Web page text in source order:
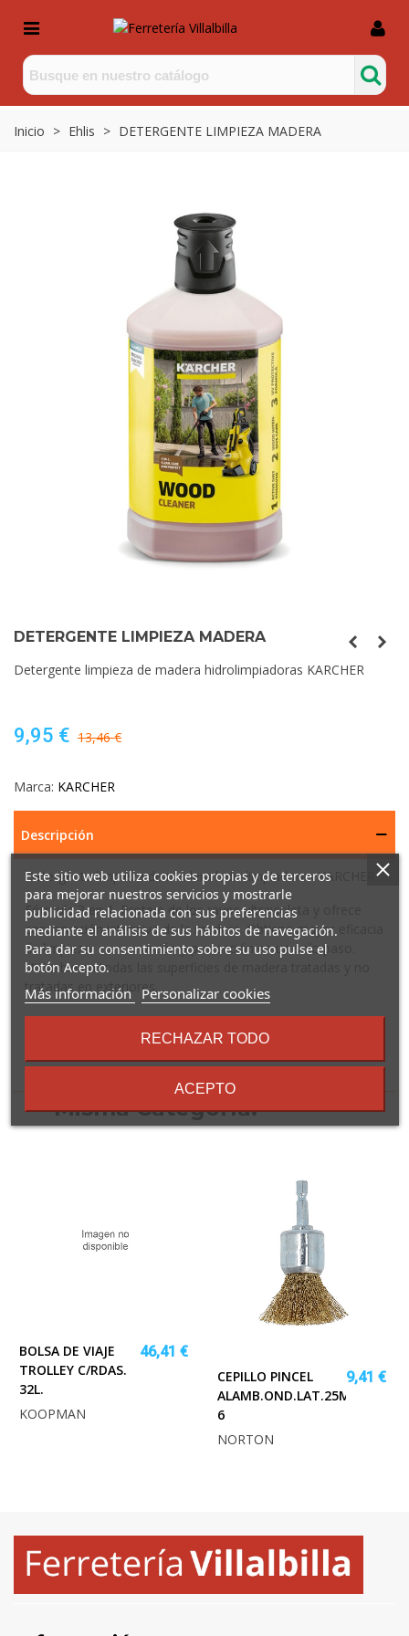
Inicio > Ehlis > DETERGENTE LIMPIEZA MADERA
DETERGENTE LIMPIEZA MADERA
Detergente limpieza de madera hidrolimpiadoras KARCHER
9,95 € 13,46 €
Marca: KARCHER
Descripción
Detergente limpieza de madera hidrolimpiadoras KARCHER
Fórmula 3 en 1. Proteje de los rayos ultravioleta y ofrece
conservación intensiva de la madera. Obtiene mayor eficacia
de limpieza, conservación y protección en un solo paso.
Utilizable en todas las superficies de madera tratadas y no
tratadas en exteriores.
16 Otros Productos En La
Misma Categoría:
BOLSA DE VIAJE
TROLLEY C/RDAS.
32L.
46,41 €
KOOPMAN
CEPILLO PINCEL
ALAMB.OND.LAT.25MM.EJE
6
9,41 €
NORTON
Este sitio web utiliza cookies propias y de terceros
para mejorar nuestros servicios y mostrarle
publicidad relacionada con sus preferencias
mediante el análisis de sus hábitos de navegación.
Para dar su consentimiento sobre su uso pulse el
botón Acepto.
Más información sobre
términos
condiciones
Personalizar cookies
RECHAZAR TODO
ACEPTO